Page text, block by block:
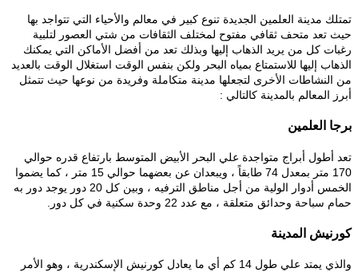
تمتلك مدينة العلمين الجديدة تنوع كبير في معالم والأحياء التي تتواجد بها
حيث تعد متحف ثقافي مفتوح لمختلف الثقافات من شتي العصور لتلبية
رغبات كل من يريد الذهاب إليها وبذلك تعد من أفضل الأماكن التي يمكنك
الذهاب إليها للاستمتاع بمياه البحر ولكن بنفس الوقت استغلال الوقت بالعديد
من النشاطات الأخرى لتجعلها مدينة متكاملة وفريدة من نوعها حيث تتمثل
أبرز المعالم بالمدينة كالتالي :
برجا العلمين
تعد أطول أبراج متواجدة علي البحر الأبيض المتوسط بارتفاع قدره حوالي
170 متر بمعدل 74 طابقاً ، ويبعدان عن بعضهما حوالي 15 متر ، كما يضموا
الخمس أدوار الولية من أجل مناطق الترفيه ، وبين كل 20 دور يوجد دور به
حمام سباحة وحدائق متعلقة ، مع عدد 22 وحدة سكنية في كل دور.
كورنيش المدينة
والذي يمتد علي طول 14 كم أي ما يعادل كورنيش الإسكندرية ، وهو الأمر